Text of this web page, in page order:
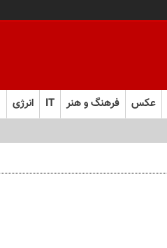
عکس فرهنگ و هنر IT انرژی